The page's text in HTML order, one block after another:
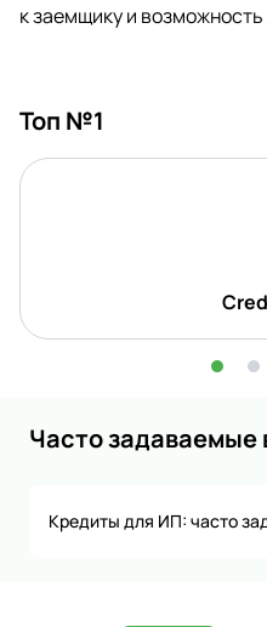
к заемщику и
Топ №1
Часто задаваемые
Кредиты для ИП: часто